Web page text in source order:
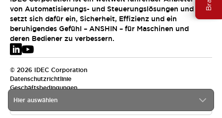
Hier auswählen
von Automatisierungs- und Steuerungslösungen und
setzt sich dafür ein, Sicherheit, Effizienz und ein
beruhigendes Gefühl – ANSHIN – für Maschinen und
deren Bediener zu verbessern.
© 2026 IDEC Corporation
Datenschutzrichtlinie
Geschäftsbedingungen
EMEA